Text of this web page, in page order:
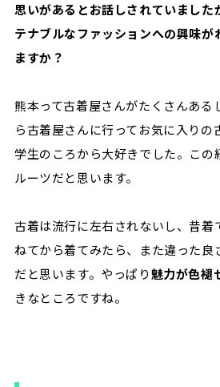
思いがあるとお話しされていました
テナブルなファッションへの興味が
ますか？
熊本って古着屋さんがたくさんある
ら古着屋さんに行ってお気に入りの
学生のころから大好きでした。この
ルーツだと思います。
古着は流行に左右されないし、昔着
ねてから着てみたら、また違った良
だと思います。やっぱり魅力が色褪
きなところですね。